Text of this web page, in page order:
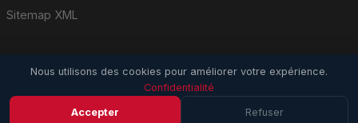
Sitemap XML
© 2026 EmploiSuisse.com. Tous droits réservés.
Nous utilisons des cookies pour améliorer votre expérience.
Confidentialité
Accepter Refuser